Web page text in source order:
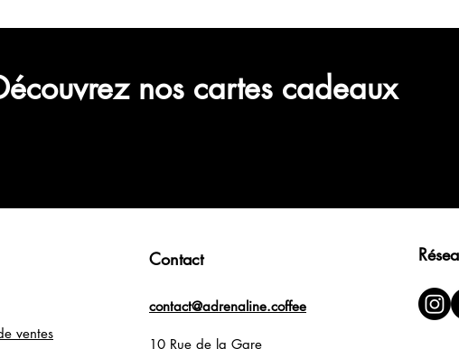
nos cartes cadeaux
ventes
Contact
contact@adrenaline.coffee
10 Rue de la Gare